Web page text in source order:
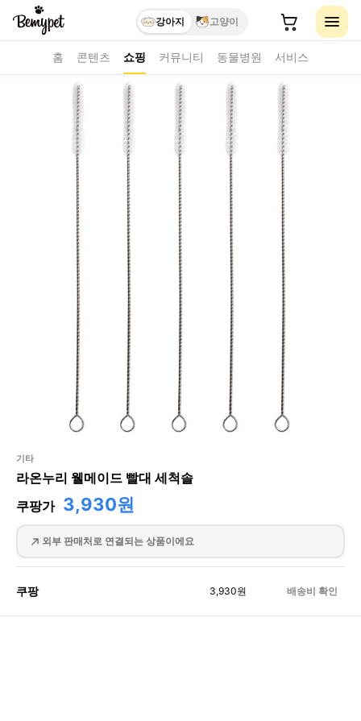
강아지 고양이
홈 콘텐츠 쇼핑 커뮤니티 동물병원 서비스
기타
라온누리 웰메이드 빨대 세척솔
쿠팡가 3,930원
외부 판매처로 연결되는 상품이에요
쿠팡 3,930원 배송비 확인